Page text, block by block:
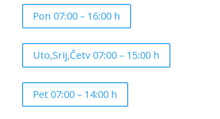
Pon 07:00 – 16:00 h
Uto,Srij,Četv 07:00 – 15:00 h
Pet 07:00 – 14:00 h